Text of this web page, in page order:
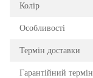
Колір
Особливості
Термін доставки
Гарантійний термін